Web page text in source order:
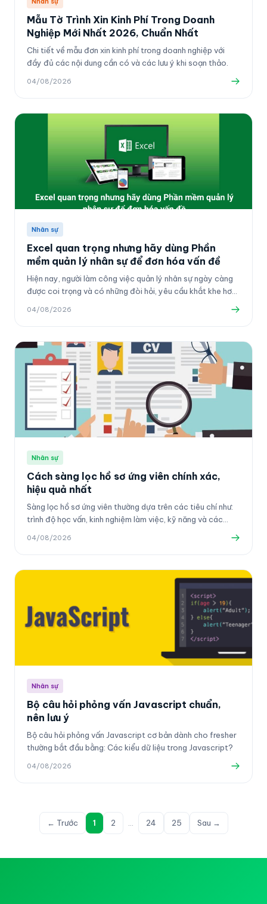
Mẫu Tờ Trình Xin Kinh Phí Trong Doanh
Nghiệp Mới Nhất 2026, Chuẩn Nhất
Chi tiết về mẫu đơn xin kinh phí trong doanh nghiệp với
đầy đủ các nội dung cần có và các lưu ý khi soạn thảo.
04/08/2026
Nhân sự
Excel quan trọng nhưng hãy dùng Phần
mềm quản lý nhân sự để đơn hóa vấn đề
Hiện nay, người làm công việc quản lý nhân sự ngày càng
được coi trọng và có những đòi hỏi, yêu cầu khắt khe hơn
nhân sự.
04/08/2026
Nhân sự
Cách sàng lọc hồ sơ ứng viên chính xác,
hiệu quả nhất
Sàng lọc hồ sơ ứng viên thường dựa trên các tiêu chí như:
trình độ học vấn, kinh nghiệm làm việc, kỹ năng và các
04/08/2026
Nhân sự
Bộ câu hỏi phỏng vấn Javascript chuẩn,
nên lưu ý
Bộ câu hỏi phỏng vấn Javascript cơ bản dành cho fresher
thường bắt đầu bằng: Các kiểu dữ liệu trong Javascript?
04/08/2026
← Trước 1 2 24 25 Sau →